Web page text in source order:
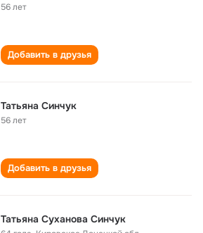
56 лет
Добавить в друзья
Татьяна Синчук
56 лет
Добавить в друзья
Татьяна Суханова Синчук